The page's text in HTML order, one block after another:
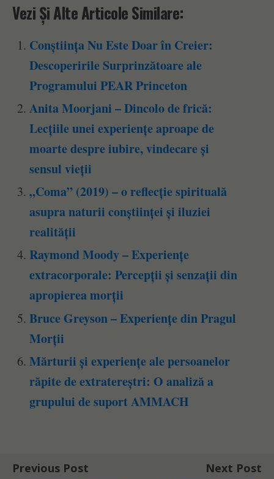
Vezi Și Alte Articole Similare:
Conștiința Nu Este Doar în Creier:
Descoperirile Surprinzătoare ale
Programului PEAR Princeton
Anita Moorjani – Dincolo de frică:
Lecțiile unei experiențe aproape de
moarte despre iubire, vindecare și
sensul vieții
„Coma” (2019) – o reflecție spirituală
asupra naturii conștiinței și iluziei
realității
Raymond Moody – Experiențe
extracorporale: Percepții și senzații din
apropierea morții
Bruce Greyson – Experiențe din Pragul
Morții
Mărturii și experiențe ale persoanelor
răpite de extratereștri: O analiză a
grupului de suport AMMACH
Previous Post
Next Post